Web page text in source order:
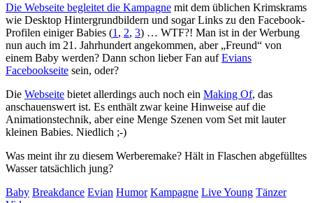
Die Webseite begleitet die Kampagne mit dem üblichen Krimskrams
wie Desktop Hintergrundbildern und sogar Links zu den Facebook-
Profilen einiger Babies (1 , 2, 3) … WTF?! Man ist in der Werbung
nun auch im 21. Jahrhundert angekommen, aber „Freund“ von
einem Baby werden? Dann schon lieber Fan aufEvians
Facebookseite sein, oder?
Die Webseite bietet allerdings auch noch ein Making Of, das
anschauenswert ist. Es enthält zwar keine Hinweise auf die
Animationstechnik, aber eine Menge Szenen vom Set mit lauter
kleinen Babies. Niedlich ;-)
Was meint ihr zu diesem Werberemake? Hält in Flaschen abgefülltes
Wasser tatsächlich jung?
Baby Breakdance Evian Humor Kampagne Live Young Tänzer